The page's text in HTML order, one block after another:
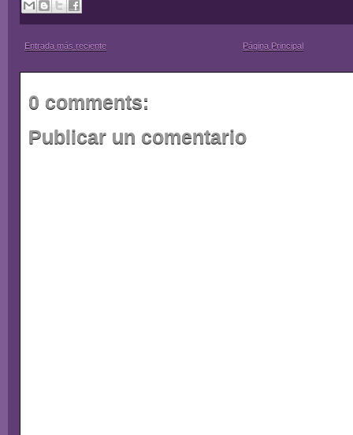
Entrada más reciente Página Principal
0 comments:
Publicar un comentario